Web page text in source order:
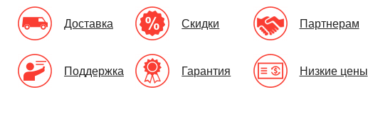
Доставка Скидки Партнерам
Поддержка Гарантия Низкие цены